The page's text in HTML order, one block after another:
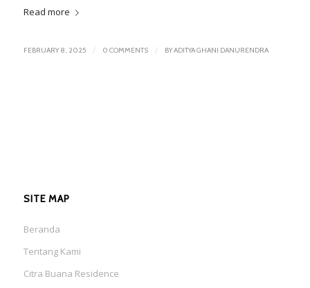
Read more
FEBRUARY 8, 2025 / 0 COMMENTS / BYADITYA GHANI DANURENDRA
SITE MAP
Beranda
Tentang Kami
Citra Buana Residence